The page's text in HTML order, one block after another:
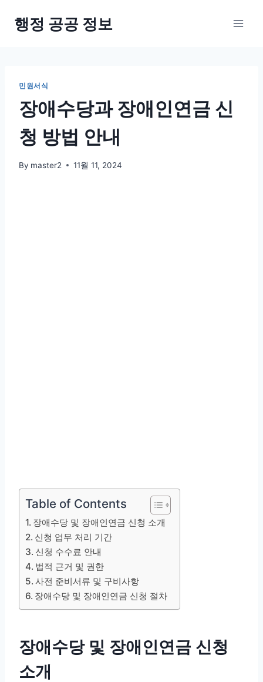
행정 공공 정보
민원서식
장애수당과 장애인연금 신
청 방법 안내
By master2 11월 11, 2024
Table of Contents
장애수당 및 장애인연금 신청 소개
신청 업무 처리 기간
신청 수수료 안내
법적 근거 및 권한
사전 준비서류 및 구비사항
장애수당 및 장애인연금 신청 절차
장애수당 및 장애인연금 신청
소개